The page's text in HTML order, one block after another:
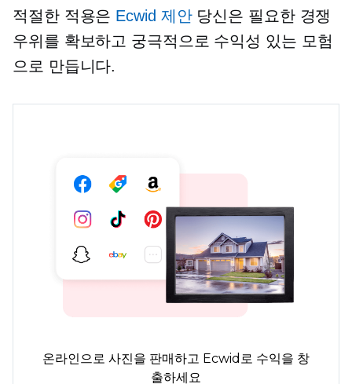
적절한 적용은 Ecwid 제안당신은 필요한 경쟁
우위를 확보하고 궁극적으로 수익성 있는 모험
으로 만듭니다.
온라인으로 사진을 판매하고 Ecwid로 수익을 창
출하세요